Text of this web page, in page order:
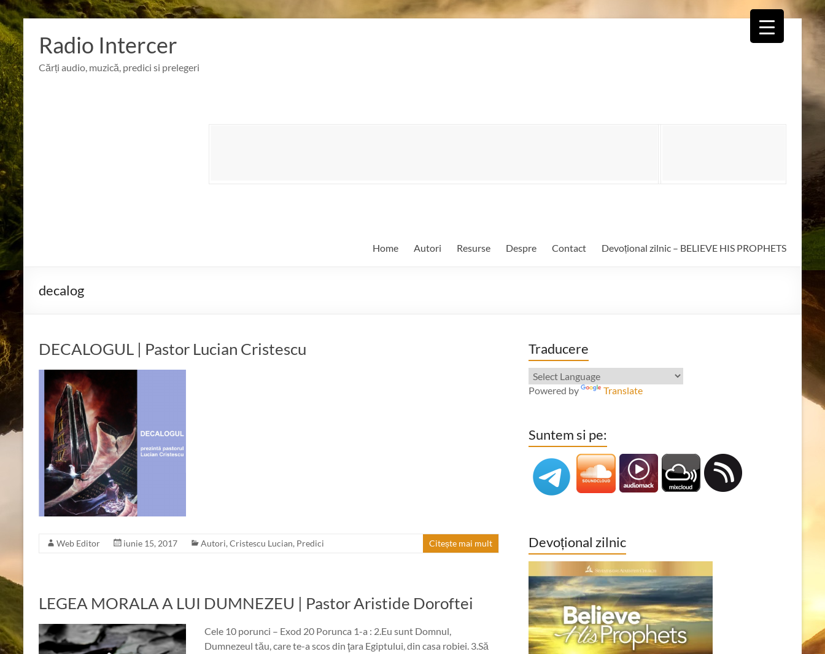
Skip
content
Radio Intercer
Cărți audio, muzică, predici si prelegeri
Home Autori Resurse Despre Contact Devoțional zilnic – BELIEVE HIS PROPHETS
decalog
DECALOGUL | Pastor Lucian Cristescu
Web Editor iunie 15, 2017 Autori, Cristescu Lucian, Predici Citește mai mult
LEGEA MORALA A LUI DUMNEZEU | Pastor Aristide Doroftei
Cele 10 porunci – Exod 20 Porunca 1-a : 2.Eu sunt Domnul,
Dumnezeul tău, care te-a scos din ţara Egiptului, din casa robiei. 3.Să
Traducere
Powered by Translate
Suntem si pe:
Devoțional zilnic